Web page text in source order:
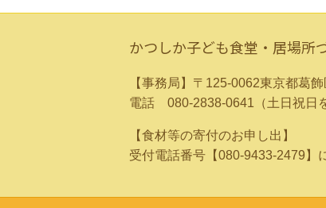
かつしか子ども食堂・居場所
【事務局】〒125-0062東京都葛
電話 080-2838-0641（土日祝日
【食材等の寄付のお申し出】
受付電話番号【080-9433-2479】